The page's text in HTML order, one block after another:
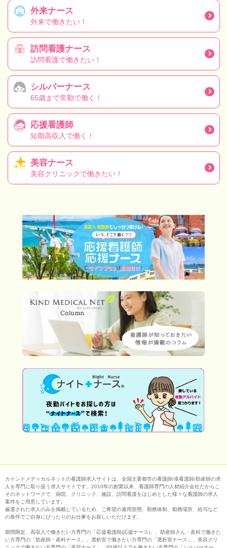
外来ナース
外来で働きたい！
訪問看護ナース
訪問看護で働きたい！
シルバーナース
65歳まで常勤で働く！
応援看護師
短期高収入で働く！
美容ナース
美容クリニックで働きたい！
カインドメディカルネットの看護師求人サイトは、全国主要都市の看護師/准看護師/助産師の求
人を専門に取り扱う求人サイトです。2010年の創業以来、看護師専門の人材紹介会社だからこ
そのネットワークで、病院、クリニック、施設、訪問看護をはじめとした様々な看護師の求人
案件をご用意しています。
厳選された求人のみを掲載しているため、ご希望の雇用形態、勤務体制、勤務場所、給与など
の条件でご自身にぴったりのお仕事をお探しいただけます。
期間限定、高収入で働きたい方専門の「応援看護師(応援ナース)」、助産師さん・産科で働きた
い方専門の「助産師・産科ナース」、透析室で働きたい方専門の「透析室ナース」、美容クリ